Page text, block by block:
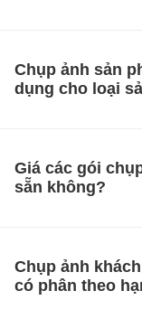
Chụp ảnh sản
dụng cho loại
Giá các gói
sẵn không?
Chụp ảnh
có phân theo